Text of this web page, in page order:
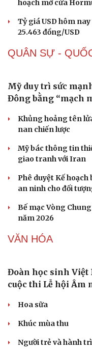
Quảng Ninh chấm
nhỏ lẻ trước ngày
Giá vàng hôm nay
142,2 triệu đồng/
Giá cà phê hôm
cả 2 sàn quốc tế
Giá xăng dầu hôm
hoạch mở cửa
Tỷ giá USD hôm
QUÂN SỰ -
Mỹ duy trì sức
Khủng hoảng tên
nan chiến lược